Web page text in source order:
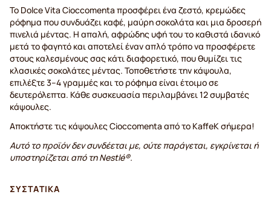
Το Dolce Vita Cioccomenta προσφέρει ένα ζεστό, κρεμώδες
ρόφημα που συνδυάζει καφέ, μαύρη σοκολάτα και μια δροσερή
πινελιά μέντας. Η απαλή, αφρώδης υφή του το καθιστά ιδανικό
μετά το φαγητό και αποτελεί έναν απλό τρόπο να προσφέρετε
στους καλεσμένους σας κάτι διαφορετικό, που θυμίζει τις
κλασικές σοκολάτες μέντας. Τοποθετήστε την κάψουλα,
επιλέξτε 3–4 γραμμές και το ρόφημα είναι έτοιμο σε
δευτερόλεπτα. Κάθε συσκευασία περιλαμβάνει 12 συμβατές
κάψουλες.
Αποκτήστε τις κάψουλες Cioccomenta από το KaffeK σήμερα!
Αυτό το προϊόν δεν συνδέεται με, ούτε παράγεται, εγκρίνεται ή
υποστηρίζεται από τη Nestlé®.
ΣΥΣΤΑΤΙΚΆ